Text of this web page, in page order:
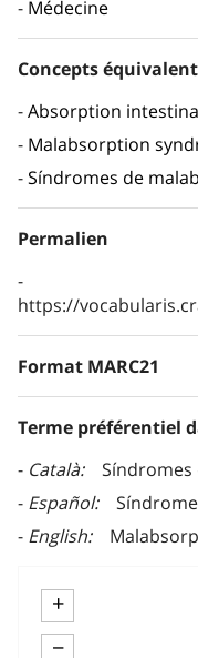
Médecine
Concepts
Absorption
Malabsorption
Síndromes de
Permalien
https://
Format MARC21
Terme préférentiel
Català
Síndromes
Español
English
+
−